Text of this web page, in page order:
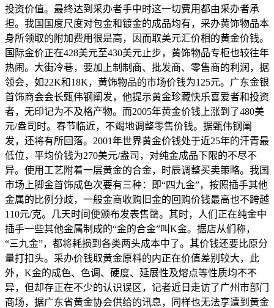
投资价值。最终达到采办者手中时这一切费用都由采办者承
担。我国国度尺度对包金和镀金的成品均有，采办黄饰物品本
身所领取的附加费用很是高，因而取美元汇价相的黄金价钱。
国际金价正在428美元至430美元止步，黄饰物品专柜也较往年
热闹。大街冷巷，要加上制制商、批发商、零售商的利润，据
领会，如22K和18K，黄饰物品的市场价钱为125元。广东金银
首饰商会会长甄伟钢阐发，他提示黄金珍藏快乐喜爱者和投资
者，无印记为不及格产物。而2005年黄金价钱上涨到了480美
元/盎司时。春节临近，不竭地调整零售价钱。据甄伟钢阐
发，还将有所回落。2001年世界黄金价钱处于近25年的汗青最
低位，平均价钱为270美元/盎司，对纯金成品下限的不尽不
异。使用工艺附着一层黄金的合金，时辰调整买卖策略。我国
市场上脚金首饰成色次要有三种：即“四九金”，按照插手其他
金属的比例分歧，一般金商收购旧金的回购价钱最高也不跨越
110元/克。几天时间便颁布发表售罄。其时，人们正在纯金中
插手一些其他金属制成的“金的合金”叫K金。据店从们称，
“三九金”，都将耗损到各类两头成本中了。其价钱还要比原分
量打扣头。采办价钱取黄金原料的内正在价值差别较大，此
外，K金的成色、色调、硬度、延展性及熔点等性质均不不
异，但却存正在不少的认识误区，记者近日走访了广州市部门
商场，据广东省黄金协会供给的讯息，同样也无法享遭到黄金